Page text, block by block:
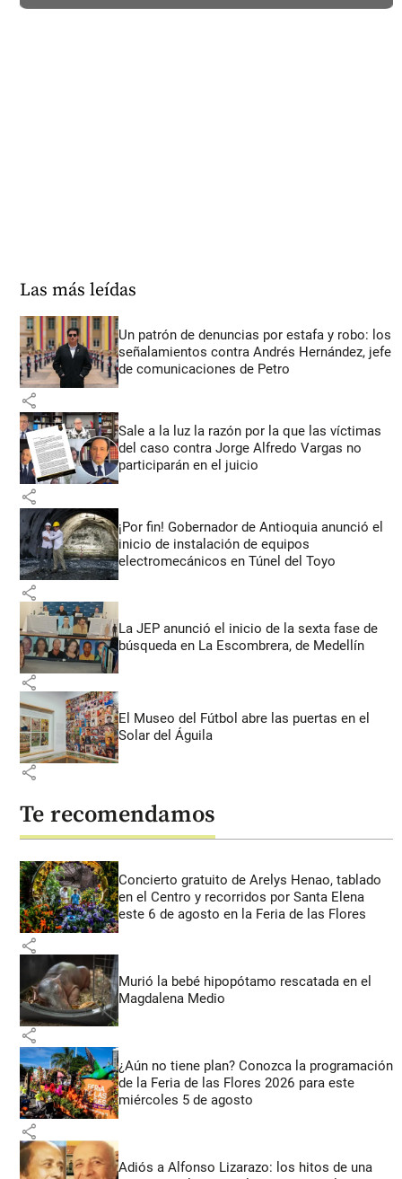
Las más leídas
Un patrón de denuncias por estafa y robo: los
señalamientos contra Andrés Hernández, jefe
de comunicaciones de Petro
share
Sale a la luz la razón por la que las víctimas
del caso contra Jorge Alfredo Vargas no
participarán en el juicio
share
¡Por fin! Gobernador de Antioquia anunció el
inicio de instalación de equipos
electromecánicos en Túnel del Toyo
share
La JEP anunció el inicio de la sexta fase de
búsqueda en La Escombrera, de Medellín
share
El Museo del Fútbol abre las puertas en el
Solar del Águila
share
Te recomendamos
Concierto gratuito de Arelys Henao, tablado
en el Centro y recorridos por Santa Elena
este 6 de agosto en la Feria de las Flores
share
Murió la bebé hipopótamo rescatada en el
Magdalena Medio
share
¿Aún no tiene plan? Conozca la programación
de la Feria de las Flores 2026 para este
miércoles 5 de agosto
share
Adiós a Alfonso Lizarazo: los hitos de una